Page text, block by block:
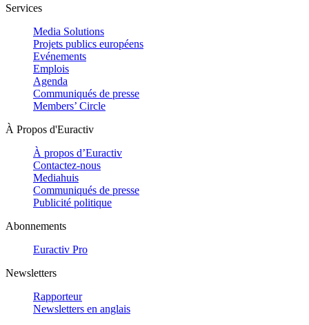
Services
Media Solutions
Projets publics européens
Evénements
Emplois
Agenda
Communiqués de presse
Members’ Circle
À Propos d'Euractiv
À propos d’Euractiv
Contactez-nous
Mediahuis
Communiqués de presse
Publicité politique
Abonnements
Euractiv Pro
Newsletters
Rapporteur
Newsletters en anglais